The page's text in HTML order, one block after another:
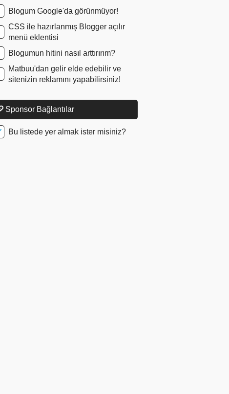
Blogum Google'da görünmüyor!
CSS ile hazırlanmış Blogger açılır
menü eklentisi
Blogumun hitini nasıl arttırırım?
Matbuu'dan gelir elde edebilir ve
sitenizin reklamını yapabilirsiniz!
Sponsor Bağlantılar
Bu listede yer almak ister misiniz?